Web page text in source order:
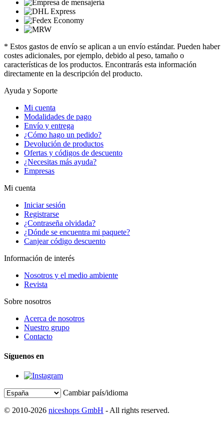
* Estos gastos de envío se aplican a un envío estándar. Pueden haber
costes adicionales, por ejemplo, debido al peso, tamaño o
características de los productos. Encontrarás esta información
directamente en la descripción del producto.
Ayuda y Soporte
Mi cuenta
Modalidades de pago
Envío y entrega
¿Cómo hago un pedido?
Devolución de productos
Ofertas y códigos de descuento
¿Necesitas más ayuda?
Empresas
Mi cuenta
Iniciar sesión
Registrarse
¿Contraseña olvidada?
¿Dónde se encuentra mi paquete?
Canjear código descuento
Información de interés
Nosotros y el medio ambiente
Revista
Sobre nosotros
Acerca de nosotros
Nuestro grupo
Contacto
Síguenos en
Cambiar país/idioma
© 2010-2026 niceshops GmbH - All rights reserved.